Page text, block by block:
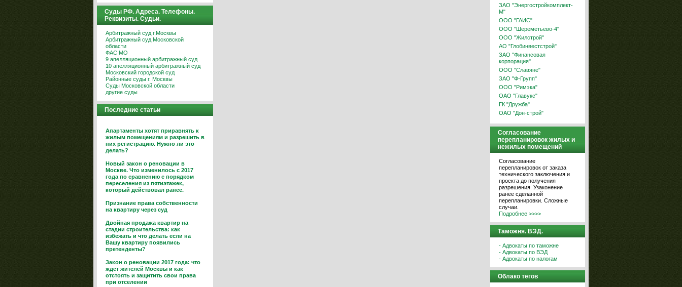
Суды РФ. Адреса. Телефоны.
Реквизиты. Судьи.
Арбитражный суд г.Москвы
Арбитражный суд Московской
области
ФАС МО
9 апелляционный арбитражный суд
10 апелляционный арбитражный суд
Московский городской суд
Районные суды г. Москвы
Суды Московской области
другие суды
Последние статьи
Апартаменты хотят приравнять к
жилым помещениям и разрешить в
них регистрацию. Нужно ли это
делать?
Новый закон о реновации в
Москве. Что изменилось с 2017
года по сравнению с порядком
переселения из пятиэтажек,
который действовал ранее.
Признание права собственности
на квартиру через суд
Двойная продажа квартир на
стадии строительства: как
избежать и что делать если на
Вашу квартиру появились
претенденты?
Закон о реновации 2017 года: что
ждет жителей Москвы и как
отстоять и защитить свои права
при отселении
ЗАО "Энергостройкомплект-
М"
ООО "ГАИС"
ООО "Шереметьево-4"
ООО "Жилстрой"
АО "Глобинвестстрой"
ЗАО "Финансовая
корпорация"
ООО "Славяне"
ЗАО "Ф-Групп"
ООО "Римэка"
ОАО "Главукс"
ГК "Дружба"
ОАО "Дон-строй"
Согласование
перепланировок жилых и
нежилых помещений
Согласование
перепланировок от заказа
технического заключения и
проекта до получения
разрешения. Узаконение
ранее сделанной
перепланировки. Сложные
случаи.
Подробнее >>>>
Таможня. ВЭД.
- Адвокаты по таможне
- Адвокаты по ВЭД
- Адвокаты по налогам
Облако тегов